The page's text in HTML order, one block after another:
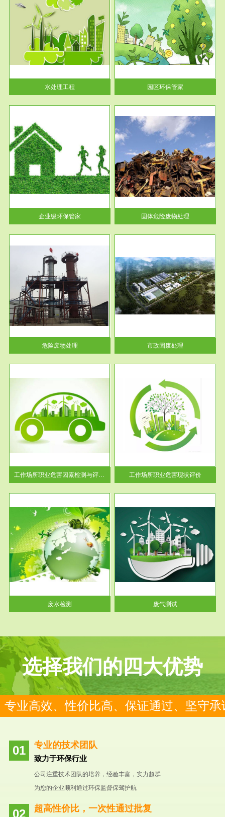
水处理工程
服务范围
园区环保管家
2016 年 4 月，环保部下发《关
于积极发挥环境保护作用促进供
给侧结...
园区环保管家
企业级环保管家
服务范围
固体危险废物处理
固体废物解释：固体废物是指人
们在生产建设、日常生活和其他
活动中...
固体危险废物处理
危险废物处理
服务范围
市政固废处理
蔚蓝生态环境科技所从事的市政
废物处理业务包括市政废物的处
理处...
市政固废处理
工作场所职业危害因素检测与评价...
服务范围
工作场所职业危害现状评价
【现状评价意义】：具体因素---
-通过质谱分析等多种手段明确
工作场...
工作场所职业危害现状评价
废水检测
服务范围
废气测试
检测范围工业废气检测包括有机
废气和无机废气。有机废气主要
包括...
废气测试
选择我们的四大优势
专业高效、性价比高、保证通过、坚守承
专业的技术团队
致力于环保行业
公司注重技术团队的培养，经验丰富，实力超群
为您的企业顺利通过环保监督保驾护航
超高性价比，一次性通过批复